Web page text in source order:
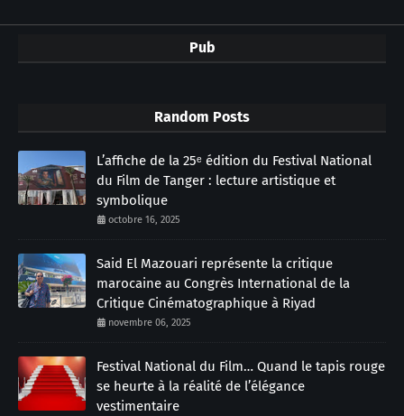
Pub
Random Posts
L’affiche de la 25ᵉ édition du Festival National
du Film de Tanger : lecture artistique et
symbolique
octobre 16, 2025
Said El Mazouari représente la critique
marocaine au Congrès International de la
Critique Cinématographique à Riyad
novembre 06, 2025
Festival National du Film… Quand le tapis rouge
se heurte à la réalité de l’élégance
vestimentaire